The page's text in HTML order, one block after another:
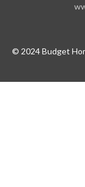
© 2024 Budget